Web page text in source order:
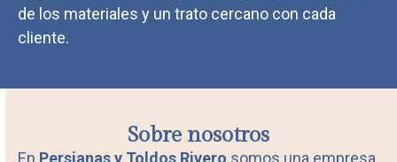
de los materiales y un trato cercano con cada
cliente.
Sobre nosotros